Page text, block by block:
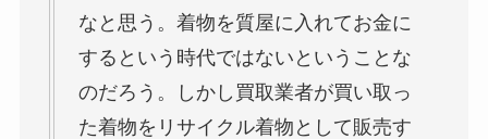
なと思う。着物を質屋に入れてお金に
するという時代ではないということな
のだろう。しかし買取業者が買い取っ
た着物をリサイクル着物として販売す